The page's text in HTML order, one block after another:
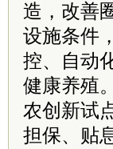
造，改善
设施条件
控、自动
健康养殖
农创新试
担保、贴